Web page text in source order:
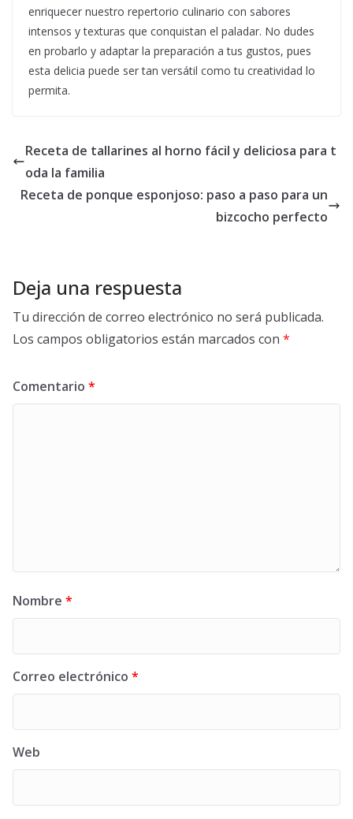
enriquecer nuestro repertorio culinario con sabores
intensos y texturas que conquistan el paladar. No dudes
en probarlo y adaptar la preparación a tus gustos, pues
esta delicia puede ser tan versátil como tu creatividad lo
permita.
Receta de tallarines al horno fácil y deliciosa para t
oda la familia
Receta de ponque esponjoso: paso a paso para un
bizcocho perfecto
Deja una respuesta
Tu dirección de correo electrónico no será publicada.
Los campos obligatorios están marcados con *
Comentario *
Nombre *
Correo electrónico *
Web